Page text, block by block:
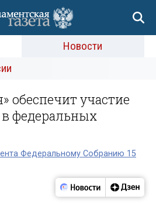
Новости
обеспечит участие
федеральных
Федеральному Собранию 15